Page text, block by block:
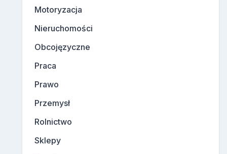
Motoryzacja
Nieruchomości
Obcojęzyczne
Praca
Prawo
Przemysł
Rolnictwo
Sklepy